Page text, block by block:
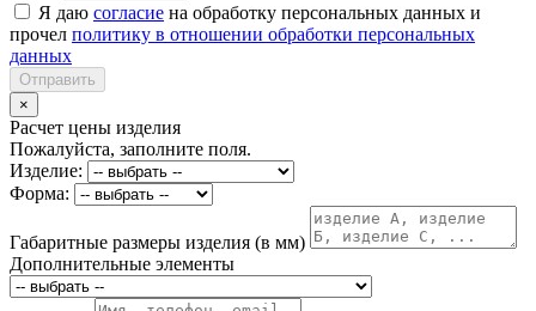
Я даю согласие на обработку персональных данных и
прочел политику в отношении обработки персональных
данных
Отправить
×
Расчет цены изделия
Пожалуйста, заполните поля.
Изделие:
Форма:
Габаритные размеры изделия (в мм)
Дополнительные элементы